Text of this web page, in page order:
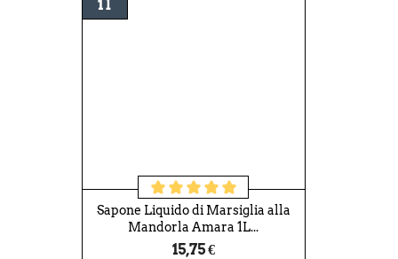
Sapone Liquido di Marsiglia alla
Mandorla Amara 1L...
15,75 €
1 l